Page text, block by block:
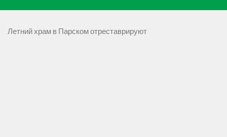
Летний храм в Парском отреставрируют